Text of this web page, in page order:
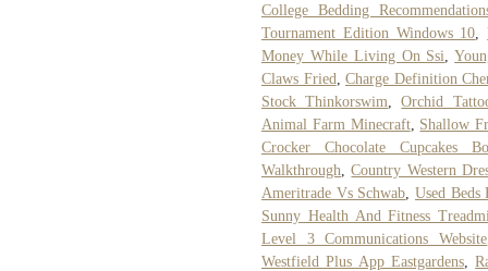
College Bedding
Tournament Edition Windows 10 ,
Money While Living On Ssi ,
Claws Fried
Charge Definition
Stock Thinkorswim ,Orchid
Animal Farm Minecraft, Shallow
Crocker Chocolate Cupcakes
Walkthrough ,Country Western
Ameritrade Vs Schwab ,Used Beds
Sunny Health And Fitness
Level 3 Communications Website
Westfield Plus App Eastgardens,